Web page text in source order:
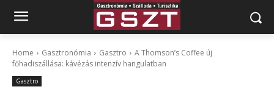
Home Gasztronómia Gasztro
A Thomson’s Coffee új
főhadiszállása: kávézás intenzív hangulatban
Gasztro